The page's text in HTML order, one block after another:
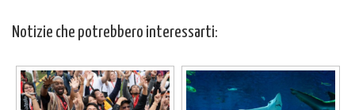
Notizie che potrebbero interessarti: